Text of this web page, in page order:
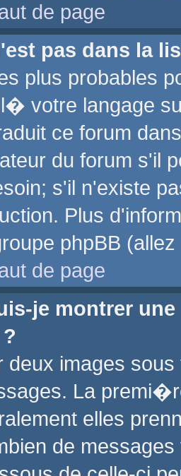
de page
pas dans la
plus probables
votre langage
ce forum
du forum s'il
s'il n'existe
Plus
phpBB
de page
je montrer
deux images
La
elles
de